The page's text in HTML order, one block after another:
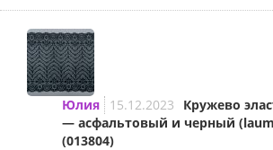
Юлия 15.12.2023
Кружево
— асфальтовый и черный
(013804)